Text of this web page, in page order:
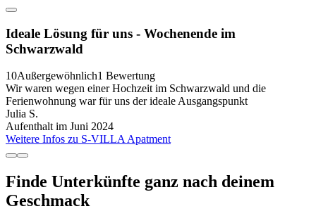
Ideale Lösung für uns - Wochenende im
Schwarzwald
10Außergewöhnlich1 Bewertung
Wir waren wegen einer Hochzeit im Schwarzwald und die
Ferienwohnung war für uns der ideale Ausgangspunkt
Julia S.
Aufenthalt im Juni 2024
Weitere Infos zu S-VILLA Apatment
Finde Unterkünfte ganz nach deinem
Geschmack